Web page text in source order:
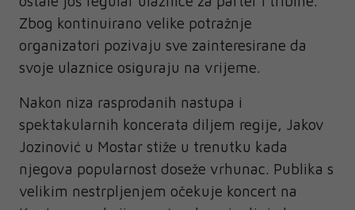
Zbog kontinuirano velike potražnje
organizatori pozivaju sve zainteresirane da
svoje ulaznice osiguraju na vrijeme.
Nakon niza rasprodanih nastupa i
spektakularnih koncerata diljem regije, Jakov
Jozinović u Mostar stiže u trenutku kada
njegova popularnost doseže vrhunac. Publika s
velikim nestrpljenjem očekuje koncert na